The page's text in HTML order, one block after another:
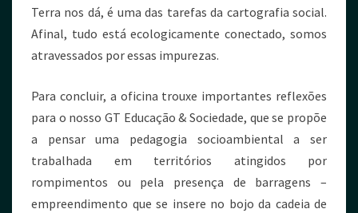
Terra nos dá, é uma das tarefas da cartografia social.
Afinal, tudo está ecologicamente conectado, somos
atravessados por essas impurezas.
Para concluir, a oficina trouxe importantes reflexões
para o nosso GT Educação & Sociedade, que se propõe
a pensar uma pedagogia socioambiental a ser
trabalhada em territórios atingidos por
rompimentos ou pela presença de barragens –
empreendimento que se insere no bojo da cadeia de